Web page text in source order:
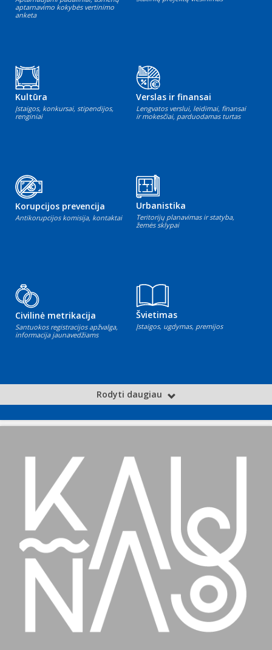
aptarnavimo kokybės vertinimo
anketa
Kultūra
Įstaigos, konkursai, stipendijos,
renginiai
Verslas ir finansai
Lengvatos verslui, leidimai, finansai
ir mokesčiai, parduodamas turtas
Korupcijos prevencija
Antikorupcijos komisija, kontaktai
Urbanistika
Teritorijų planavimas ir statyba,
žemės sklypai
Civilinė metrikacija
Santuokos registracijos apžvalga,
informacija jaunavedžiams
Švietimas
Įstaigos, ugdymas, premijos
Rodyti daugiau